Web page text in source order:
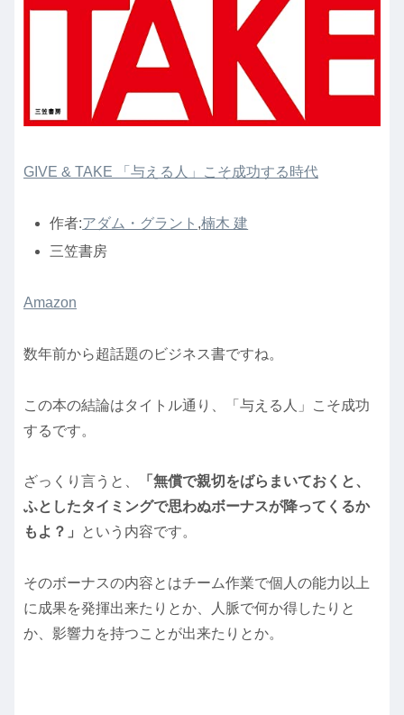
GIVE & TAKE 「与える人」こそ成功する時代
作者:アダム・グラント ,楠木 建
三笠書房
Amazon
数年前から超話題のビジネス書ですね。
この本の結論はタイトル通り、「与える人」こそ成功
するです。
ざっくり言うと、
「無償で親切をばらまいておくと、
ふとしたタイミングで思わぬボーナスが降ってくるか
もよ？」
という内容です。
そのボーナスの内容とはチーム作業で個人の能力以上
に成果を発揮出来たりとか、人脈で何か得したりと
か、影響力を持つことが出来たりとか。